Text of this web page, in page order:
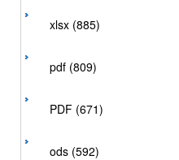
xlsx (885)
pdf (809)
PDF (671)
ods (592)